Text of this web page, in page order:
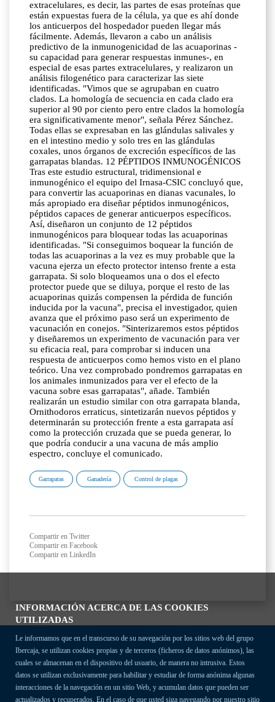
INFORMACIÓN ACERCA DE LAS COOKIES
UTILIZADAS
Le informamos que en el transcurso de su navegación por los sitios web del grupo
Ibercaja, se utilizan cookies propias y de terceros (ficheros de datos anónimos), las
cuales se almacenan en el dispositivo del usuario, de manera no intrusiva. Estos
datos se utilizan exclusivamente para habilitar y estudiar de forma anónima algunas
interacciones de la navegación en un sitio Web, y acumulan datos que pueden ser
actualizados y recuperados. En el caso de que usted siga navegando por nuestro sitio
extracelulares, es decir, las partes de esas proteínas que
están expuestas fuera de la célula, ya que es ahí donde
los anticuerpos del hospedador pueden llegar más
fácilmente. Además, llevaron a cabo un análisis
predictivo de la inmunogenicidad de las acuaporinas -
su capacidad para generar respuestas inmunes-, en
especial de esas partes extracelulares, y realizaron un
análisis filogenético para caracterizar las siete
identificadas. "Vimos que se agrupaban en cuatro
clados. La homología de secuencia en cada clado era
superior al 90 por ciento pero entre clados la homología
era significativamente menor", señala Pérez Sánchez.
Todas ellas se expresaban en las glándulas salivales y
en el intestino medio y solo tres en las glándulas
coxales, unos órganos de excreción específicos de las
garrapatas blandas. 12 PÉPTIDOS INMUNOGÉNICOS
Tras este estudio estructural, tridimensional e
inmunogénico el equipo del Irnasa-CSIC concluyó que,
para convertir las acuaporinas en dianas vacunales, lo
más apropiado era diseñar péptidos inmunogénicos,
péptidos capaces de generar anticuerpos específicos.
Así, diseñaron un conjunto de 12 péptidos
inmunogénicos para bloquear todas las acuaporinas
identificadas. "Si conseguimos boquear la función de
todas las acuaporinas a la vez es muy probable que la
vacuna ejerza un efecto protector intenso frente a esta
garrapata. Si solo bloqueamos una o dos el efecto
protector puede que se diluya, porque el resto de las
acuaporinas quizás compensen la pérdida de función
inducida por la vacuna", precisa el investigador, quien
avanza que el próximo paso será un experimento de
vacunación en conejos. "Sinterizaremos estos péptidos
y diseñaremos un experimento de vacunación para ver
su eficacia real, para comprobar si inducen una
respuesta de anticuerpos como hemos visto en el plano
teórico. Una vez comprobado pondremos garrapatas en
los animales inmunizados para ver el efecto de la
vacuna sobre esas garrapatas", añade. También
realizarán un estudio similar con otra garrapata blanda,
Ornithodoros erraticus, sintetizarán nuevos péptidos y
determinarán su protección frente a esta garrapata así
como la protección cruzada que se pueda generar, lo
que podría conducir a una vacuna de más amplio
espectro, concluye el comunicado.
Garrapatas Ganadería Control de plagas
Compartir en Twitter
Compartir en Facebook
Compartir en LinkedIn